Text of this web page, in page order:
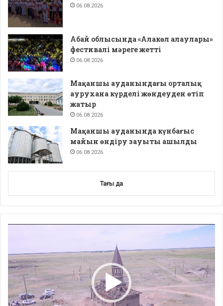
06.08.2026
Абай облысында «Алакөл алаулары»
фестивалі мәреге жетті
06.08.2026
Мақаншы ауданындағы орталық
аурухана күрделі жөндеуден өтіп
жатыр
06.08.2026
Мақаншы ауданында күнбағыс
майын өндіру зауыты ашылды
06.08.2026
Тағы да